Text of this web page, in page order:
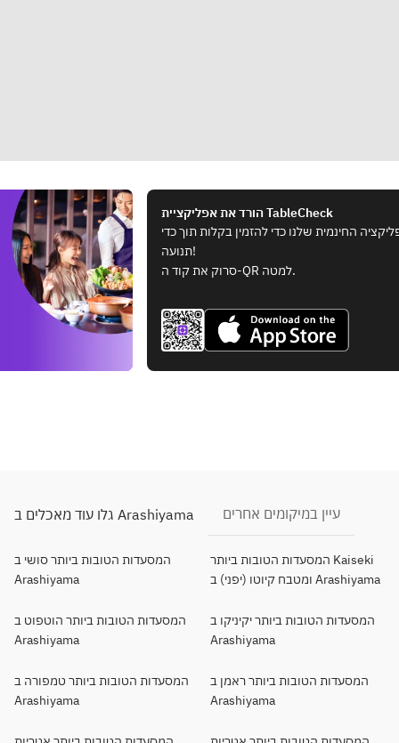
הורד את אפליקציית TableCheck
החינמית שלנו כדי להזמין בקלות תוך כדי
תנועה!
סרוק את קוד ה-QR למטה.
גלו עוד מאכלים ב Arashiyama עיין במיקומים אחרים
המסעדות הטובות ביותר סושי ב
Arashiyama
המסעדות הטובות ביותר Kaiseki
ומטבח קיוטו (יפני) ב Arashiyama
המסעדות הטובות ביותר הוטפוט ב
Arashiyama
המסעדות הטובות ביותר יקיניקו ב
Arashiyama
המסעדות הטובות ביותר טמפורה ב
Arashiyama
המסעדות הטובות ביותר ראמן ב
Arashiyama